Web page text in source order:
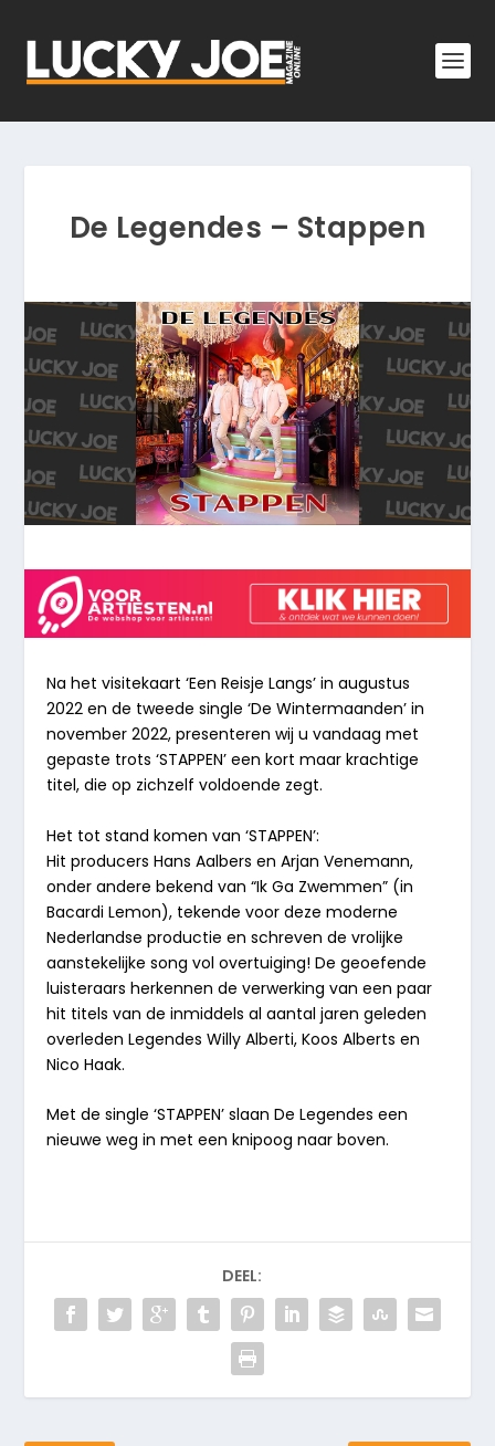
De Legendes – Stappen
Na het visitekaart ‘Een Reisje Langs’ in augustus
2022 en de tweede single ‘De Wintermaanden’ in
november 2022, presenteren wij u vandaag met
gepaste trots ‘STAPPEN’ een kort maar krachtige
titel, die op zichzelf voldoende zegt.
Het tot stand komen van ‘STAPPEN’:
Hit producers Hans Aalbers en Arjan Venemann,
onder andere bekend van “Ik Ga Zwemmen” (in
Bacardi Lemon), tekende voor deze moderne
Nederlandse productie en schreven de vrolijke
aanstekelijke song vol overtuiging! De geoefende
luisteraars herkennen de verwerking van een paar
hit titels van de inmiddels al aantal jaren geleden
overleden Legendes Willy Alberti, Koos Alberts en
Nico Haak.
Met de single ‘STAPPEN’ slaan De Legendes een
nieuwe weg in met een knipoog naar boven.
DEEL: